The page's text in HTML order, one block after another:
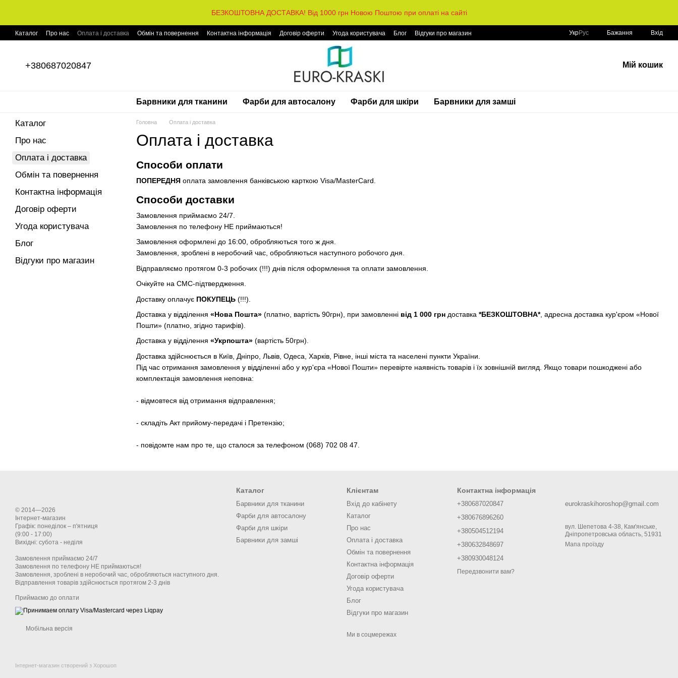
БЕЗКОШТОВНА ДОСТАВКА! Від 1000 грн Новою Поштою при оплаті на сайті
Каталог Про нас Оплата і доставка Обмін та повернення Контактна інформація Договір оферти Угода користувача Блог Відгуки про магазин УкрРус Бажання Вхід
+380687020847 Мій кошик
Барвники для тканини Фарби для автосалону Фарби для шкіри Барвники для замші
Головна Оплата і доставка
Оплата і доставка
Способи оплати
ПОПЕРЕДНЯ оплата замовлення банківською карткою Visa/MasterCard.
Способи доставки
Замовлення приймаємо 24/7.
Замовлення по телефону НЕ приймаються!
Замовлення оформлені до 16:00, обробляються того ж дня.
Замовлення, зроблені в неробочий час, обробляються наступного робочого дня.
Відправляємо протягом 0-3 робочих (!!!) днів після оформлення та оплати замовлення.
Очікуйте на СМС-підтвердження.
Доставку оплачує ПОКУПЕЦЬ (!!!).
Доставка у відділення «Нова Пошта» (платно, вартість 90грн), при замовленні від 1 000 грн доставка *БЕЗКОШТОВНА*, адресна доставка кур'єром «Нової
Пошти» (платно, згідно тарифів).
Доставка у відділення «Укрпошта» (вартість 50грн).
Доставка здійснюється в Київ, Дніпро, Львів, Одеса, Харків, Рівне, інші міста та населені пункти України.
Під час отримання замовлення у відділенні або у кур'єра «Нової Пошти» перевірте наявність товарів і їх зовнішній вигляд. Якщо товари пошкоджені або
комплектація замовлення неповна:
- відмовтеся від отримання відправлення;
- складіть Акт прийому-передачі і Претензію;
- повідомте нам про те, що сталося за телефоном (068) 702 08 47.
Каталог
Про нас
Оплата і доставка
Обмін та повернення
Контактна інформація
Договір оферти
Угода користувача
Блог
Відгуки про магазин
© 2014—2026
Інтернет-магазин
Графік: понеділок – п'ятниця
(9:00 - 17:00)
Вихідні: субота - неділя
Замовлення приймаємо 24/7
Замовлення по телефону НЕ приймаються!
Замовлення, зроблені в неробочий час, обробляються наступного дня.
Відправлення товарів здійснюється протягом 2-3 днів
Приймаємо до оплати
Мобільна версія
Інтернет-магазин створений з Хорошоп
Каталог
Барвники для тканини
Фарби для автосалону
Фарби для шкіри
Барвники для замші
Клієнтам
Вхід до кабінету
Каталог
Про нас
Оплата і доставка
Обмін та повернення
Контактна інформація
Договір оферти
Угода користувача
Блог
Відгуки про магазин
Ми в соцмережах
Контактна інформація
+380687020847
+380676896260
+380504512194
+380632848697
+380930048124
Передзвонити вам?
eurokraskihoroshop@gmail.com
вул. Шепетова 4-38, Кам'янське,
Дніпропетровська область, 51931
Мапа проїзду